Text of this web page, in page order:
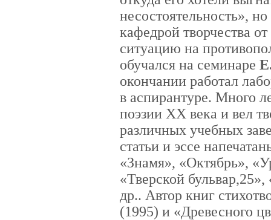
несостоятельность»,
кафедрой творчества от
ситуацию на
обучался на семинаре
окончании работал
в аспирантуре. Много
поэзии ХХ века и вел
различных учебных
статьи и эссе
«Знамя», «Октябрь»,
«Тверской
др.. Автор книг
(1995) и «Древесного